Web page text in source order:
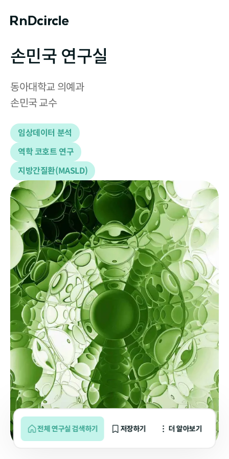
손민국 연구실
동아대학교 의예과
손민국 교수
임상데이터 분석
역학 코호트 연구
지방간질환(MASLD)
전체 연구실 검색하기 저장하기 더 알아보기